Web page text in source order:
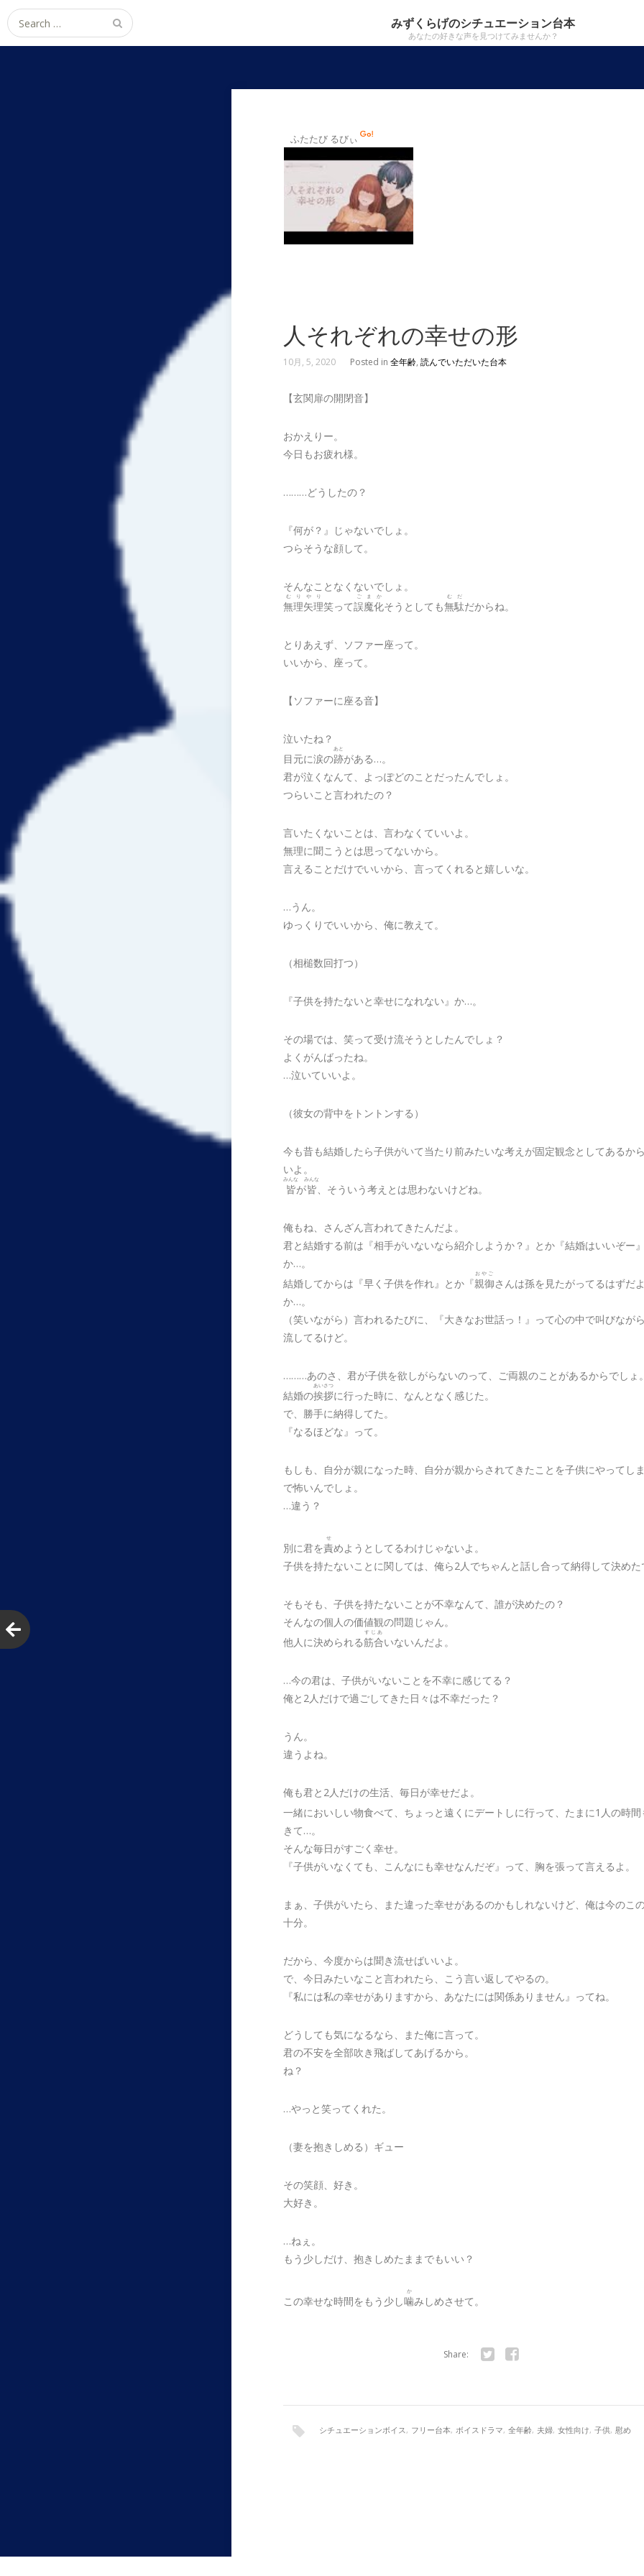
みずくらげのシチュエーション台本
あなたの好きな声を見つけてみませんか？
Search
for:
ふたたび るびぃ
人それぞれの幸せの形
10月, 5, 2020 Posted in 全年齢, 読んでいただいた台本
【玄関扉の開閉音】
おかえりー。
今日もお疲れ様。
………どうしたの？
『何が？』じゃないでしょ。
つらそうな顔して。
そんなことなくないでしょ。
無理矢理
むりやり
笑って誤魔化
ごまか
そうとしても無駄
むだ
だからね。
とりあえず、ソファー座って。
いいから、座って。
【ソファーに座る音】
泣いたね？
目元に涙の跡
あと
がある…。
君が泣くなんて、よっぽどのことだったんでしょ。
つらいこと言われたの？
言いたくないことは、言わなくていいよ。
無理に聞こうとは思ってないから。
言えることだけでいいから、言ってくれると嬉しいな。
…うん。
ゆっくりでいいから、俺に教えて。
（相槌数回打つ）
『子供を持たないと幸せになれない』か…。
その場では、笑って受け流そうとしたんでしょ？
よくがんばったね。
…泣いていいよ。
（彼女の背中をトントンする）
今も昔も結婚したら子供がいて当たり前みたいな考えが固定観念としてあるか
いよ。
皆
みんな
が皆
みんな
、そういう考えとは思わないけどね。
俺もね、さんざん言われてきたんだよ。
君と結婚する前は『相手がいないなら紹介しようか？』とか『結婚はいいぞー
か…。
結婚してからは『早く子供を作れ』とか『親御
おやご
さんは孫を見たがってるはずだ
か…。
（笑いながら）言われるたびに、『大きなお世話っ！』って心の中で叫びなが
流してるけど。
………あのさ、君が子供を欲しがらないのって、ご両親のことがあるからでしょ。
結婚の挨拶
あいさつ
に行った時に、なんとなく感じた。
で、勝手に納得してた。
『なるほどな』って。
もしも、自分が親になった時、自分が親からされてきたことを子供にやってし
で怖いんでしょ。
…違う？
別に君を責
せ
めようとしてるわけじゃないよ。
子供を持たないことに関しては、俺ら2人でちゃんと話し合って納得して決めた
そもそも、子供を持たないことが不幸なんて、誰が決めたの？
そんなの個人の価値観の問題じゃん。
他人に決められる筋合
すじあ
いないんだよ。
…今の君は、子供がいないことを不幸に感じてる？
俺と2人だけで過ごしてきた日々は不幸だった？
うん。
違うよね。
俺も君と2人だけの生活、毎日が幸せだよ。
一緒においしい物食べて、ちょっと遠くにデートしに行って、たまに1人の時間
きて…。
そんな毎日がすごく幸せ。
『子供がいなくても、こんなにも幸せなんだぞ』って、胸を張って言えるよ。
まぁ、子供がいたら、また違った幸せがあるのかもしれないけど、俺は今のこ
十分。
だから、今度からは聞き流せばいいよ。
で、今日みたいなこと言われたら、こう言い返してやるの。
『私には私の幸せがありますから、あなたには関係ありません』ってね。
どうしても気になるなら、また俺に言って。
君の不安を全部吹き飛ばしてあげるから。
ね？
…やっと笑ってくれた。
（妻を抱きしめる）ギュー
その笑顔、好き。
大好き。
…ねぇ。
もう少しだけ、抱きしめたままでもいい？
この幸せな時間をもう少し噛
か
みしめさせて。
Share:
シチュエーションボイス, フリー台本, ボイスドラマ, 全年齢, 夫婦, 女性向け, 子供, 慰め